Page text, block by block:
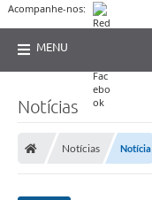
Acompanhe-nos:
MENU
Notícias
Notícias Notícia